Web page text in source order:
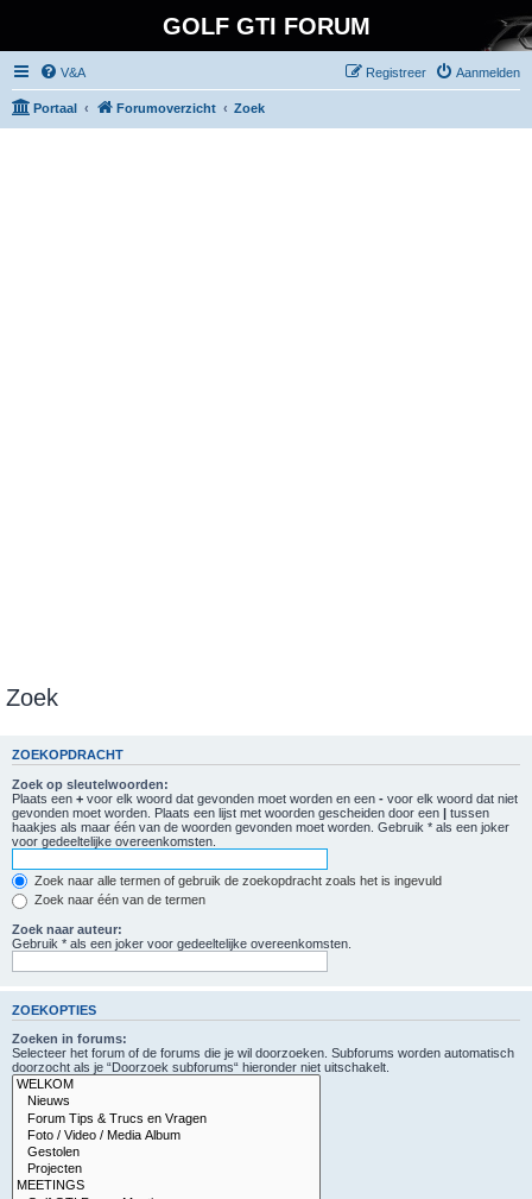
GOLF GTI FORUM
V&A Aanmelden
Registreer
Portaal Forumoverzicht Zoek
Zoek
ZOEKOPDRACHT
Zoek op sleutelwoorden:
Plaats een + voor elk woord dat gevonden moet worden en een - voor elk woord dat niet
gevonden moet worden. Plaats een lijst met woorden gescheiden door een | tussen
haakjes als maar één van de woorden gevonden moet worden. Gebruik * als een joker
voor gedeeltelijke overeenkomsten.
Zoek naar alle termen of gebruik de zoekopdracht zoals het is ingevuld
Zoek naar één van de termen
Zoek naar auteur:
Gebruik * als een joker voor gedeeltelijke overeenkomsten.
ZOEKOPTIES
Zoeken in forums:
Selecteer het forum of de forums die je wil doorzoeken. Subforums worden automatisch
doorzocht als je “Doorzoek subforums“ hieronder niet uitschakelt.